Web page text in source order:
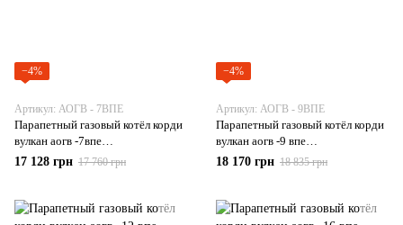
−4%
Артикул: АОГВ - 7ВПЕ
Парапетный газовый котёл корди
вулкан аогв -7впе
(двухконтурный)
17 128 грн 17 760 грн
−4%
Артикул: АОГВ - 9ВПЕ
Парапетный газовый котёл корди
вулкан аогв -9 впе
(двухконтурный)
18 170 грн 18 835 грн